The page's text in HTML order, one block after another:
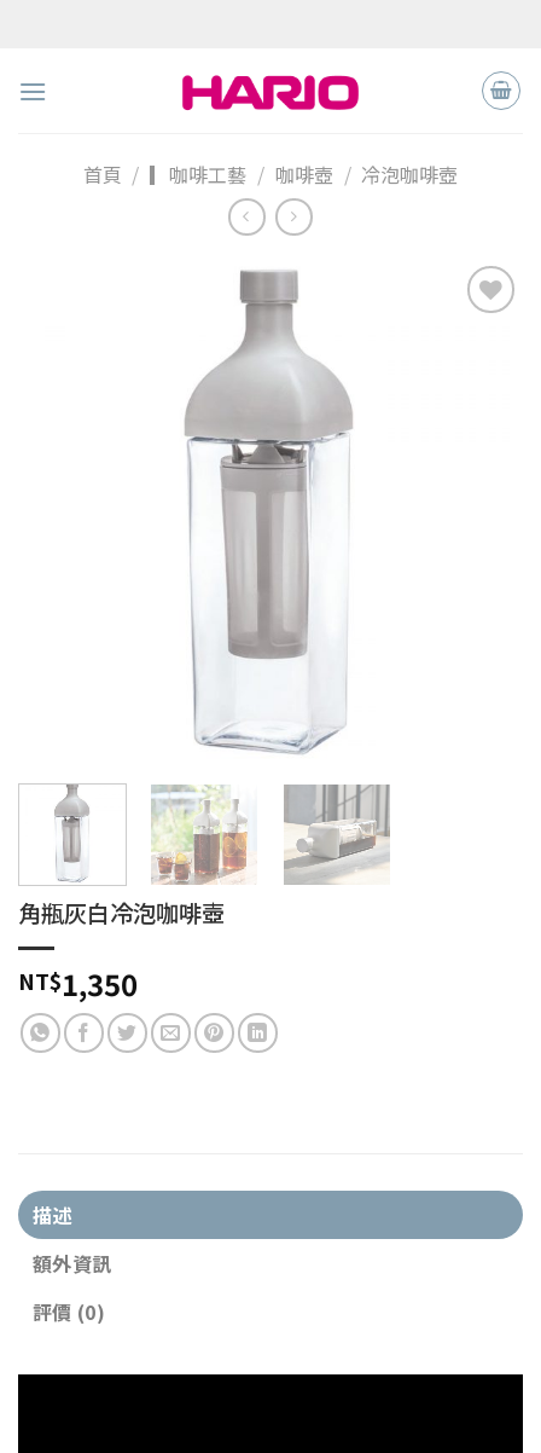
首頁 / ▎咖啡工藝 / 咖啡壺 / 冷泡咖啡壺
角瓶灰白冷泡咖啡壺
NT$1,350
描述
額外資訊
評價 (0)